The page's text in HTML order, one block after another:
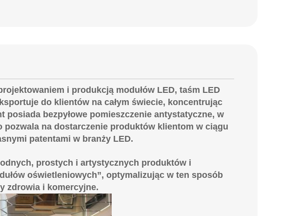
i produkcją modułów LED, taśm LED
do klientów na całym świecie, koncentrując
bezpyłowe pomieszczenie antystatyczne, w
na dostarczenie produktów klientom w ciągu
patentami w branży LED.
prostych i artystycznych produktów i
oświetleniowych”, optymalizując w ten sposób
zdrowia i komercyjne.